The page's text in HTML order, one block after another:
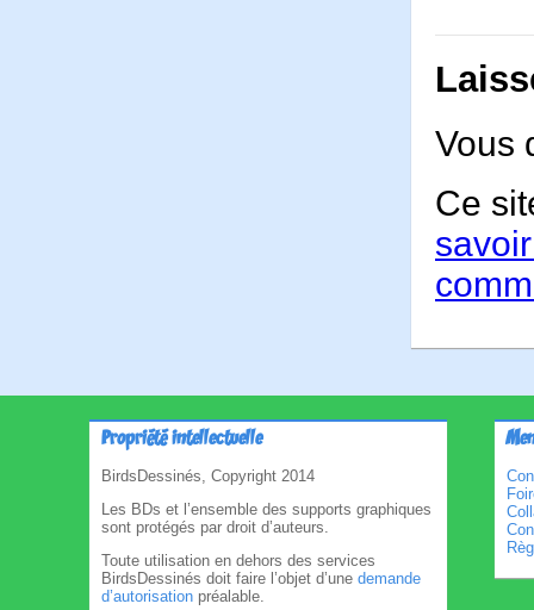
Vous
Ce
Propriété intellectuelle
BirdsDessinés, Copyright 2014
Les BDs et l’ensemble des supports graphiques
sont protégés par droit d’auteurs.
Toute utilisation en dehors des services
BirdsDessinés doit faire l’objet d’une demande
d’autorisation préalable.